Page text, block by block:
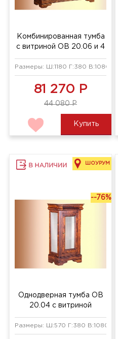
Комбинированная тумба
с витриной ОВ 20.06 и 4
Размеры: Ш:1180 Г:380 В:1080 мм
81 270 Р
44 080 Р
Купить
ШОУРУМ
--76%
Однодверная тумба ОВ
20.04 с витриной
Размеры: Ш:570 Г:380 В:1080 мм